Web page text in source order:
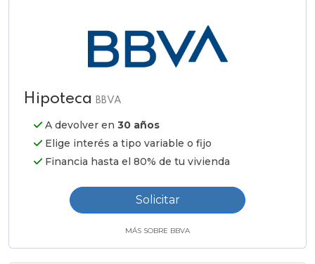
Hipoteca BBVA
A devolver en 30 años
Elige interés a tipo variable o fijo
Financia hasta el 80% de tu vivienda
Solicitar
MÁS SOBRE BBVA